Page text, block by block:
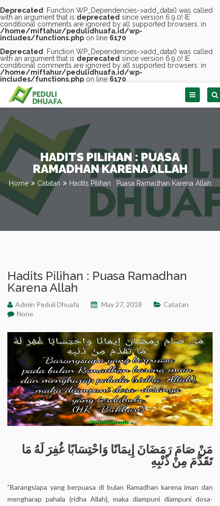
Deprecated : Function WP_Dependencies->add_data() was called
with an argument that is deprecated since version 6.9.0! IE
conditional comments are ignored by all supported browsers. in
/home/miftahur/pedulidhuafa.id/wp-
includes/functions.php on line 6170
Deprecated : Function WP_Dependencies->add_data() was called
with an argument that is deprecated since version 6.9.0! IE
conditional comments are ignored by all supported browsers. in
/home/miftahur/pedulidhuafa.id/wp-
includes/functions.php on line 6170
content
HADITS PILIHAN : PUASA
RAMADHAN KARENA ALLAH
Home Catatan Hadits Pilihan : Puasa Ramadhan Karena Allah
Hadits Pilihan : Puasa Ramadhan
Karena Allah
Admin Peduli Dhuafa May 27, 2018
Catatan
None
مَنْ صَامَ رَمَضَانَ إِيمَانًا وَاحْتِسَابًا غُفِرَ لَهُ مَا
تَقَدَّمَ مِنْ ذَنْبِهِ
”Barangsiapa yang berpuasa di bulan Ramadhan karena iman dan
mengharap pahala (ridha Allah), maka diampuni diampuni dosa-